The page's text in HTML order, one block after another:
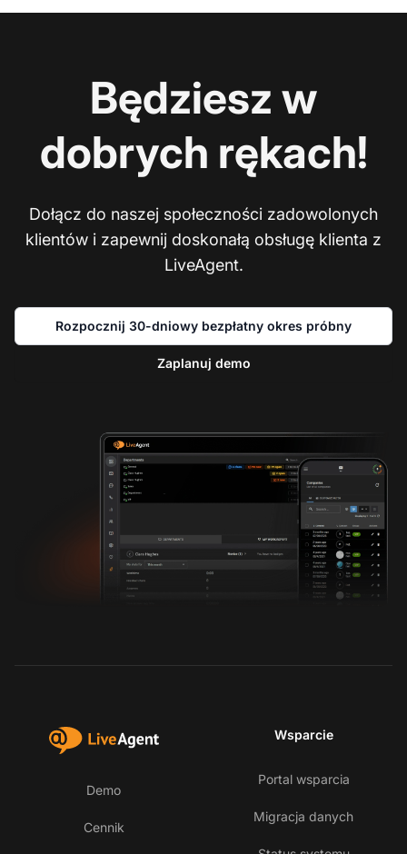
Będziesz w
dobrych rękach!
Dołącz do naszej społeczności zadowolonych
klientów i zapewnij doskonałą obsługę klienta z
LiveAgent.
Rozpocznij 30-dniowy bezpłatny okres próbny
Zaplanuj demo
Demo
Cennik
Wsparcie
Portal wsparcia
Migracja danych